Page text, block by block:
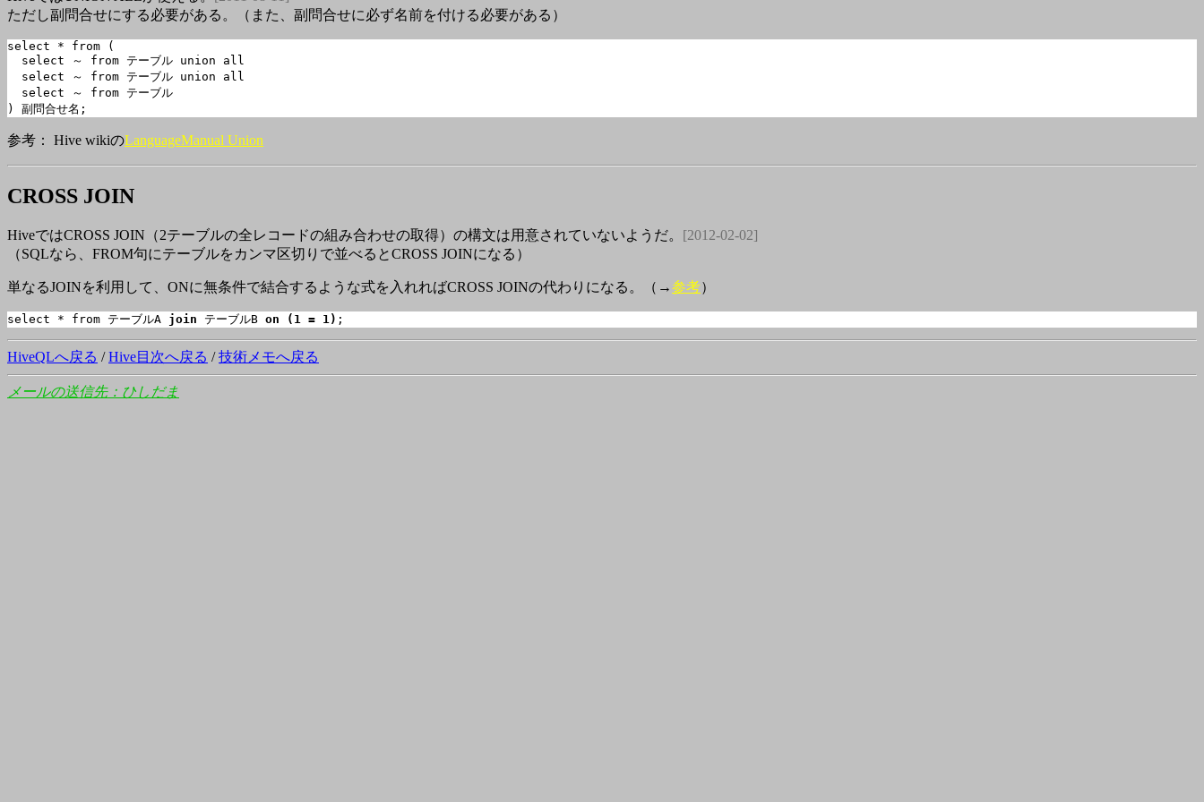
ただし副問合せにする必要がある。（また、副問合せに必ず名前を付ける必要がある）
select * from (
  select ～ from テーブル union all
  select ～ from テーブル union all
  select ～ from テーブル
) 副問合せ名;
参考： Hive wikiのLanguageManual Union
CROSS JOIN
HiveではCROSS JOIN（2テーブルの全レコードの組み合わせの取得）の構文は用意されていないようだ。 [2012-02-02]
（SQLなら、FROM句にテーブルをカンマ区切りで並べるとCROSS JOINになる）
単なるJOINを利用して、ONに無条件で結合するような式を入れればCROSS JOINの代わりになる。（→参考）
select * from テーブルA join テーブルB on (1 = 1) ;
HiveQLへ戻る /Hive目次へ戻る /技術メモへ戻る
メールの送信先：ひしだま